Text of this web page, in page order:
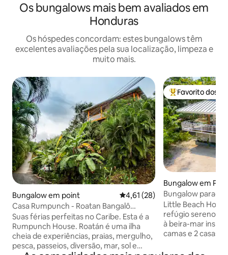
Os bungalows mais bem avaliados em
Honduras
Os hóspedes concordam: estes bungalows têm
excelentes avaliações pela sua localização, limpeza e
muito mais.
Bungalow em point Classificação média de 4,61
4,61 (28)
Casa Rumpunch - Roatan Bangalô
grande com terraço
Suas férias perfeitas no Caribe. Esta é a
Rumpunch House. Roatán é uma ilha
cheia de experiências, praias, mergulho,
pesca, passeios, diversão, mar, sol e
Favoritos dos
Favorito dos
Bungalow em
Bungalow
à praia de
Little Beach
refúgio sereno na
à beira-mar
camas e 2 casas
conforto